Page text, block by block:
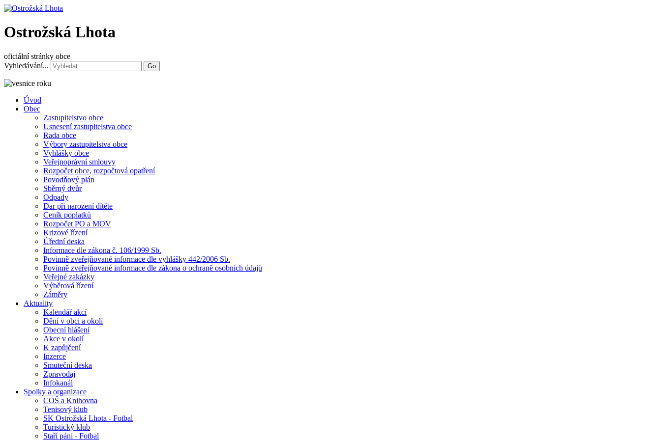
Ostrožská Lhota
oficiální stránky obce
Vyhledávání...
Go
Úvod
Obec
Zastupitelstvo obce
Usnesení zastupitelstva obce
Rada obce
Výbory zastupitelstva obce
Vyhlášky obce
Veřejnoprávní smlouvy
Rozpočet obce, rozpočtová opatření
Povodňový plán
Sběrný dvůr
Odpady
Dar při narození dítěte
Ceník poplatků
Rozpočet PO a MOV
Krizové řízení
Úřední deska
Informace dle zákona č. 106/1999 Sb.
Povinně zveřejňované informace dle vyhlášky 442/2006 Sb.
Povinně zveřejňované informace dle zákona o ochraně osobních údajů
Veřejné zakázky
Výběrová řízení
Záměry
Aktuality
Kalendář akcí
Dění v obci a okolí
Obecní hlášení
Akce v okolí
K zapůjčení
Inzerce
Smuteční deska
Zpravodaj
Infokanál
Spolky a organizace
COŠ a Knihovna
Tenisový klub
SK Ostrožská Lhota - Fotbal
Turistický klub
Staří páni - Fotbal